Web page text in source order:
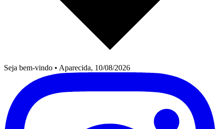
Seja bem-vindo • Aparecida, 10/08/2026